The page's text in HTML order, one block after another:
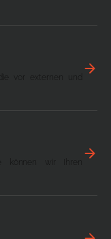
vor externen und
können wir Ihren